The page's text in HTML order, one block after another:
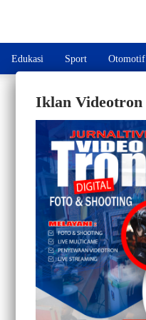
Edukasi Sport Otomotif
Iklan Videotron